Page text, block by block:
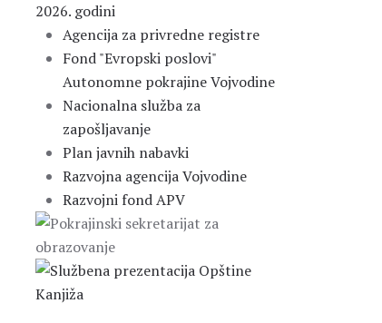
2026. godini
Agencija za privredne registre
Fond "Evropski poslovi"
Autonomne pokrajine Vojvodine
Nacionalna služba za
zapošljavanje
Plan javnih nabavki
Razvojna agencija Vojvodine
Razvojni fond APV